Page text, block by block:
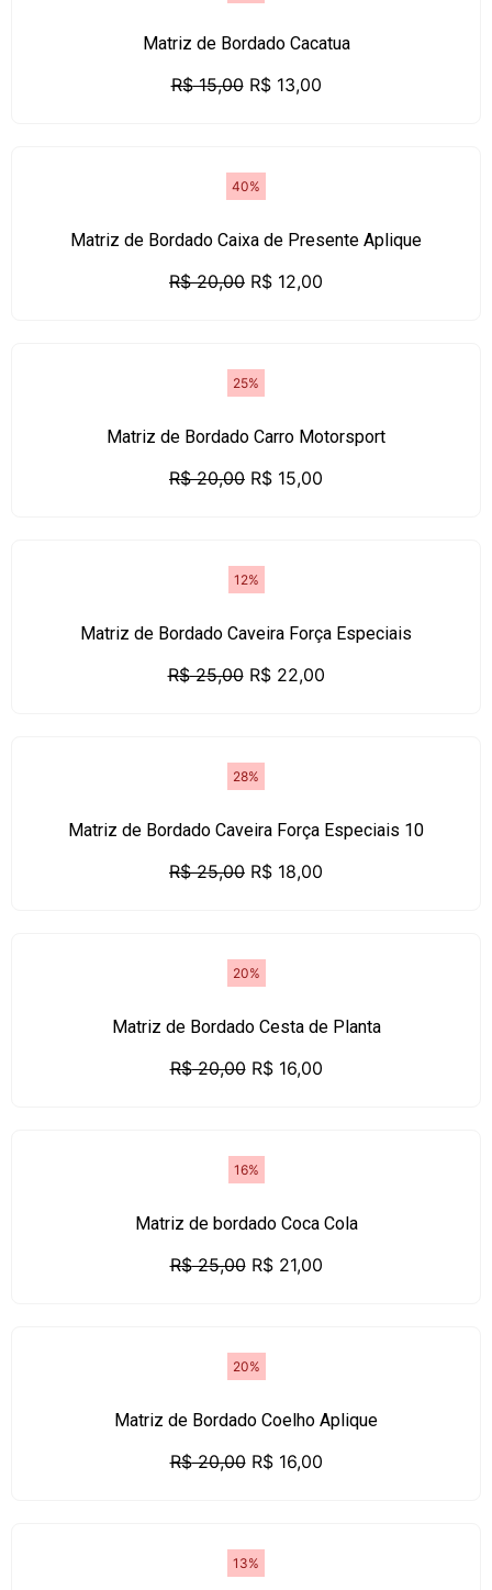
Matriz de Bordado Cacatua
R$15,00 R$13,00
40%
Matriz de Bordado Caixa de Presente Aplique
R$20,00 R$ 12,00
25%
Matriz de Bordado Carro Motorsport
R$20,00 R$ 15,00
12%
Matriz de Bordado Caveira Força Especiais
R$25,00 R$22,00
28%
Matriz de Bordado Caveira Força Especiais 10
R$25,00 R$ 18,00
20%
Matriz de Bordado Cesta de Planta
R$20,00 R$16,00
16%
Matriz de bordado Coca Cola
R$25,00 R$21,00
20%
Matriz de Bordado Coelho Aplique
R$20,00 R$16,00
13%